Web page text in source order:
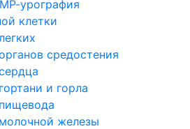
МР-урография
клетки
средостения
и горла
железы